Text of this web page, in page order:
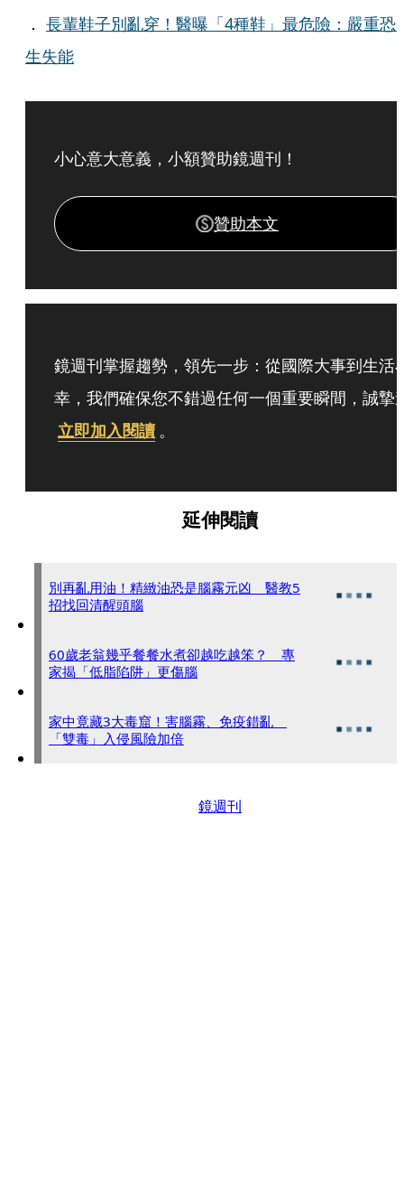
． 長輩鞋子別亂穿！醫曝「4種鞋」最危險：嚴重恐
生失能
小心意大意義，小額贊助鏡週刊！
贊助本文
鏡週刊掌握趨勢，領先一步：從國際大事到生活
幸，我們確保您不錯過任何一個重要瞬間，誠摯
立即加入閱讀 。
延伸閱讀
別再亂用油！精緻油恐是腦霧元凶 醫教5
招找回清醒頭腦
60歲老翁幾乎餐餐水煮卻越吃越笨？ 專
家揭「低脂陷阱」更傷腦
家中竟藏3大毒窟！害腦霧、免疫錯亂
「雙毒」入侵風險加倍
鏡週刊